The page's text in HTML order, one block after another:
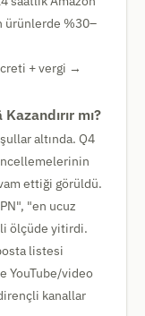
ürünlerde %30–
+ vergi →
mı?
altında. Q4
ettiği görüldü.
"en ucuz
ölçüde yitirdi.
listesi
YouTube/video
kanallar